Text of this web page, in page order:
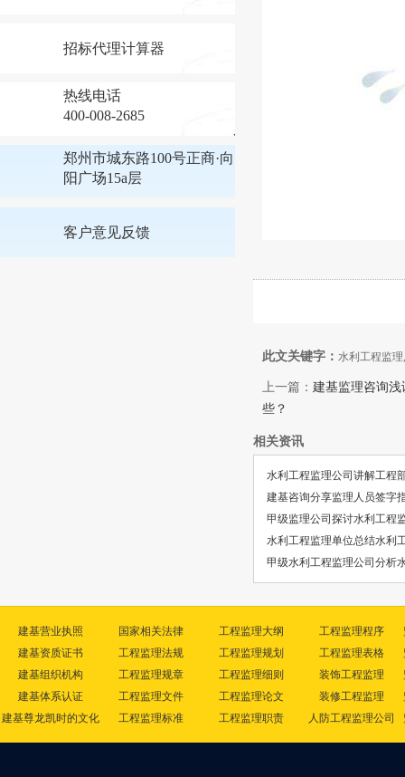
招标代理计算器
热线电话
400-008-2685
郑州市城东路100号正商·向
阳广场15a层
客户意见反馈
此文关键字： 水利工程监
上一篇： 建基监理咨询
些？
相关资讯
水利工程监理公司讲解工程
建基咨询分享监理人员签字
甲级监理公司探讨水利工程
水利工程监理单位总结水利
甲级水利工程监理公司分析
建基营业执照
建基资质证书
建基组织机构
建基体系认证
建基尊龙凯时的文化
国家相关法律
工程监理法规
工程监理规章
工程监理文件
工程监理标准
工程监理大纲
工程监理规划
工程监理细则
工程监理论文
工程监理职责
工程监理程序
工程监理表格
装饰工程监理
装修工程监理
人防工程监理公司